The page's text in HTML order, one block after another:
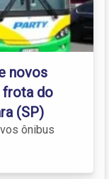
novos
frota do
(SP)
ônibus